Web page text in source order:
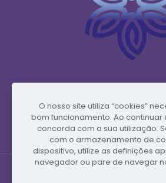
O nosso site utiliza “cookies”
bom funcionamento. Ao continuar
concorda com a sua utilização.
com o armazenamento de
dispositivo, utilize as definições
navegador ou pare de navegar